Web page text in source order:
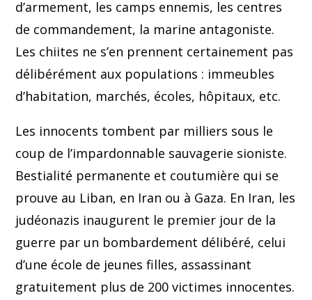
d’armement, les camps ennemis, les centres
de commandement, la marine antagoniste.
Les chiites ne s’en prennent certainement pas
délibérément aux populations : immeubles
d’habitation, marchés, écoles, hôpitaux, etc.
Les innocents tombent par milliers sous le
coup de l’impardonnable sauvagerie sioniste.
Bestialité permanente et coutumière qui se
prouve au Liban, en Iran ou à Gaza. En Iran, les
judéonazis inaugurent le premier jour de la
guerre par un bombardement délibéré, celui
d’une école de jeunes filles, assassinant
gratuitement plus de 200 victimes innocentes.